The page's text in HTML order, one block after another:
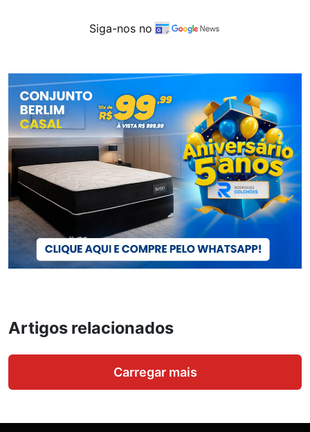
Siga-nos no
Artigos relacionados
Carregar mais